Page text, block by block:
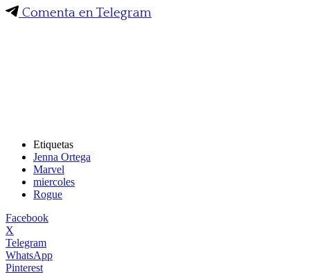
Comenta en Telegram
Etiquetas
Jenna Ortega
Marvel
miercoles
Rogue
Facebook
X
Telegram
WhatsApp
Pinterest